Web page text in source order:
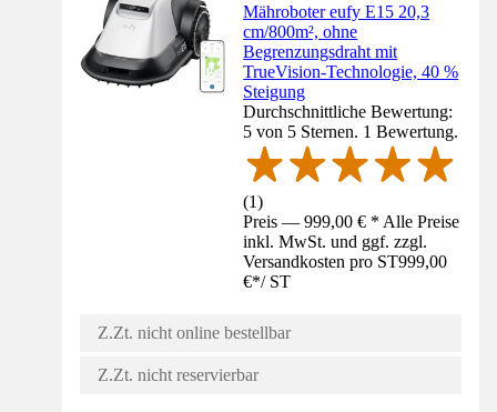
Mähroboter eufy E15 20,3
cm/800m², ohne
Begrenzungsdraht mit
TrueVision-Technologie, 40 %
Steigung
Durchschnittliche Bewertung:
5 von 5 Sternen. 1 Bewertung.
(1)
Preis — 999,00 € * Alle Preise
inkl. MwSt. und ggf. zzgl.
Versandkosten pro ST999,00
€*/ ST
Z.Zt. nicht online bestellbar
Z.Zt. nicht reservierbar